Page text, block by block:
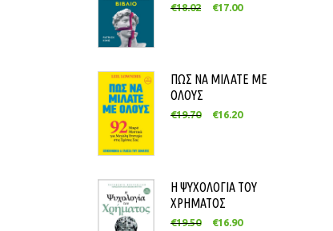
€18.02 €17.00
ΠΩΣ ΝΑ ΜΙΛΑΤΕ ΜΕ
ΟΛΟΥΣ
€19.70 €16.20
Η ΨΥΧΟΛΟΓΙΑ ΤΟΥ
ΧΡΗΜΑΤΟΣ
€19.50 €16.90